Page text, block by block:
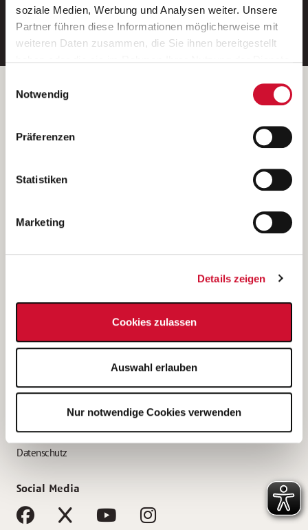
soziale Medien, Werbung und Analysen weiter. Unsere
Partner führen diese Informationen möglicherweise mit
weiteren Daten zusammen, die Sie ihnen bereitgestellt
Wenn Sie auf „Cookies zulassen“ klicken, so stimmen
Sie der Speicherung sämtlicher Cookies zu. Sie können
Ihre Einwilligung selbstverständlich jederzeit widerrufen,
indem Sie die Cookie-Einstellungen aufrufen und diese
unsererDatenschutzerklärung
Notwendig
Präferenzen
Statistiken
Marketing
Details zeigen
Cookies zulassen
Auswahl erlauben
Nur notwendige Cookies verwenden
E-Mail-Adresse eintragen
Betreiber der Webseite
Kantstraße 45a
(Ein Tochterunternehmen des AWO Bezirksverbandes Unterfranken
e.V.)
Bewerbung als Altenpflegehelfer*in
Bewerbung als Erzieher*in
AWO Gliederungen nach Bundesland
Impressum
Datenschutz
Social Media